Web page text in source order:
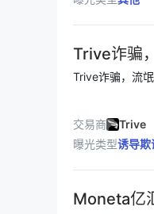
Trive诈骗
Trive诈骗，流
交易商
Trive
曝光类型诱导欺
Moneta亿